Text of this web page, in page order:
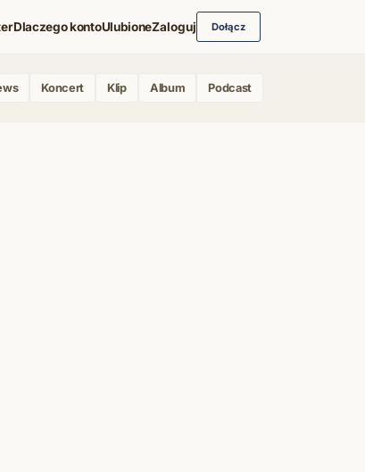
Dlaczego kontoUlubioneZaloguj Dołącz
Koncert Klip Album Podcast